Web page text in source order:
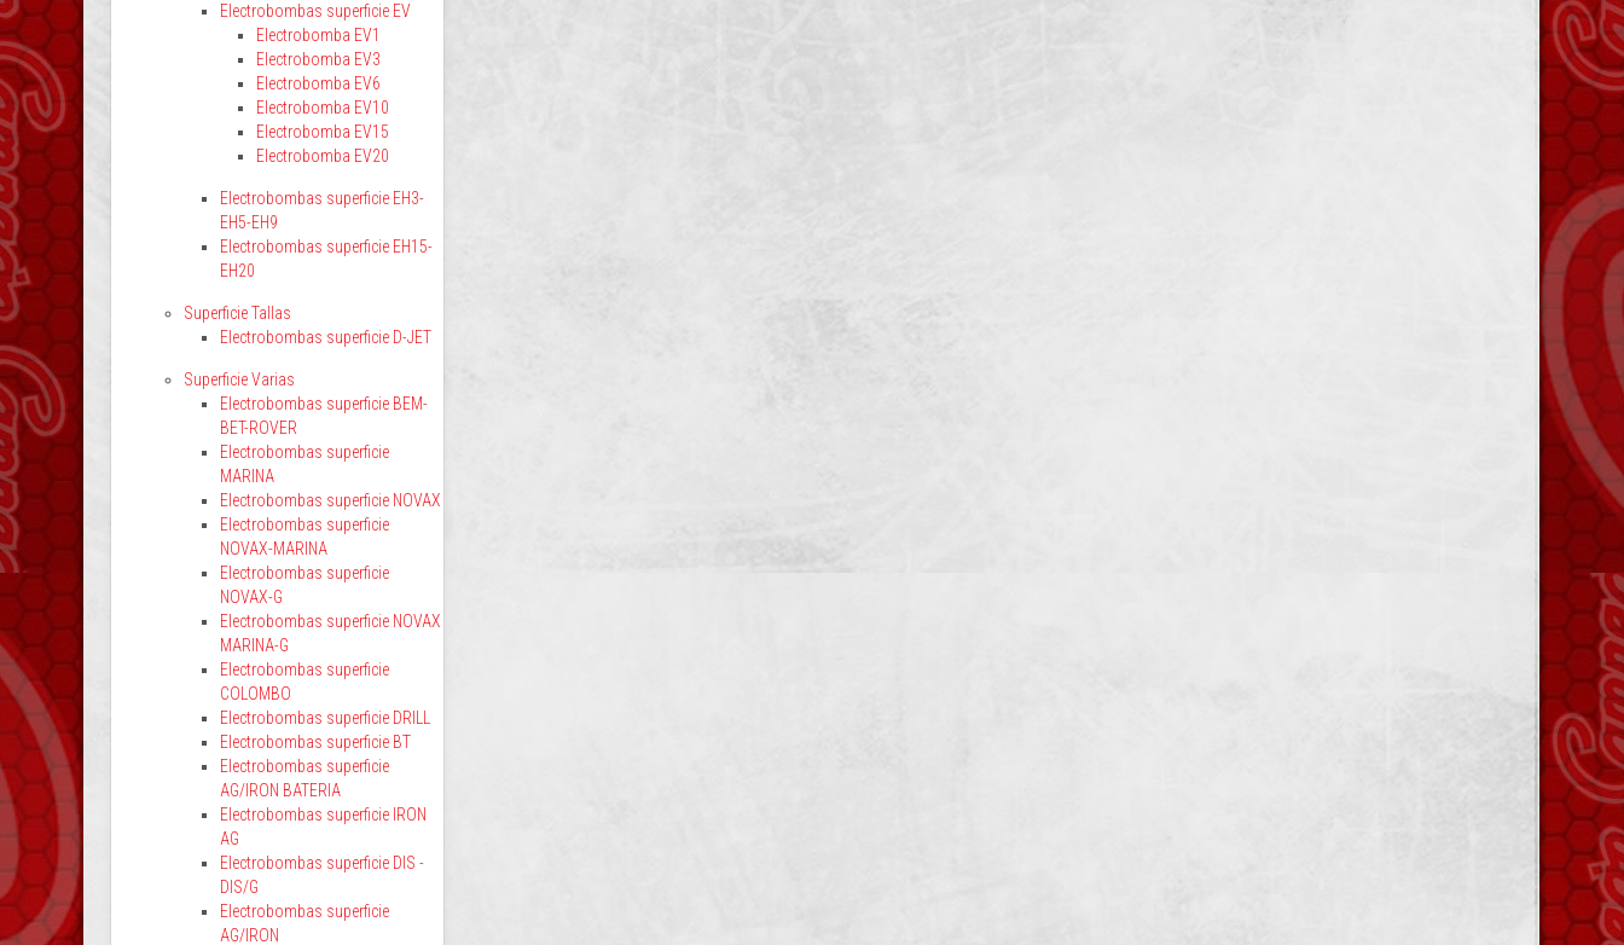
Electrobombas superficie EV
Electrobomba EV1
Electrobomba EV3
Electrobomba EV6
Electrobomba EV10
Electrobomba EV15
Electrobomba EV20
Electrobombas superficie EH3-
EH5-EH9
Electrobombas superficie EH15-
EH20
Superficie Tallas
Electrobombas superficie D-JET
Superficie Varias
Electrobombas superficie BEM-
BET-ROVER
Electrobombas superficie
MARINA
Electrobombas superficie NOVAX
Electrobombas superficie
NOVAX-MARINA
Electrobombas superficie
NOVAX-G
Electrobombas superficie NOVAX
MARINA-G
Electrobombas superficie
COLOMBO
Electrobombas superficie DRILL
Electrobombas superficie BT
Electrobombas superficie
AG/IRON BATERIA
Electrobombas superficie IRON
AG
Electrobombas superficie DIS -
DIS/G
Electrobombas superficie
AG/IRON